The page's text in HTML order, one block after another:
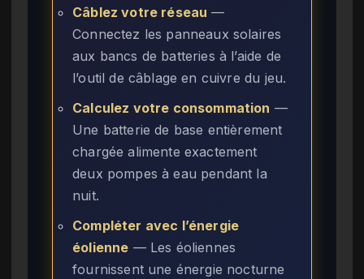
Câblez votre réseau —
Connectez les panneaux solaires
aux bancs de batteries à l’aide de
l’outil de câblage en cuivre du jeu.
Calculez votre consommation —
Une batterie de base entièrement
chargée alimente exactement
deux pompes à eau pendant la
nuit.
Compléter avec l’énergie
éolienne — Les éoliennes
fournissent une énergie nocturne